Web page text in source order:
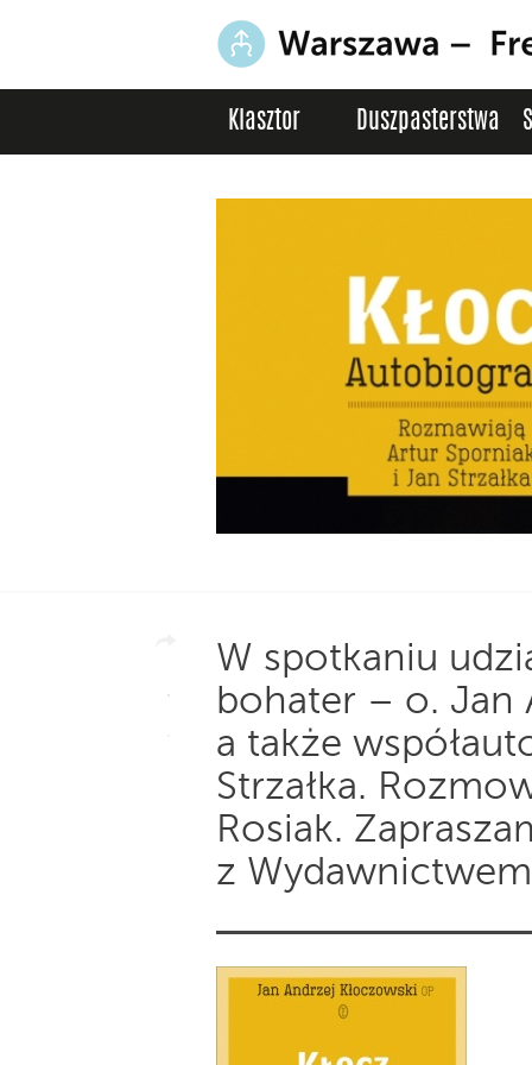
Klasztor Duszpasterstwa
W spotkaniu
bohater – o. Jan
a także
Strzałka.
Rosiak.
z